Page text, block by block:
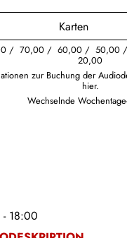
Karten
70,00 60,00 50,00
20,00
zur Buchung der
hier.
Wechselnde
18:00